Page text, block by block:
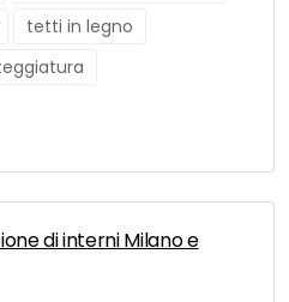
tetti in legno
di interni Milano e